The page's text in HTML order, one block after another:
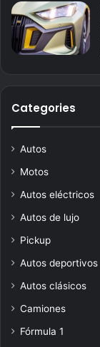
Categories
Autos
Motos
Autos eléctricos
Autos de lujo
Pickup
Autos deportivos
Autos clásicos
Camiones
Fórmula 1